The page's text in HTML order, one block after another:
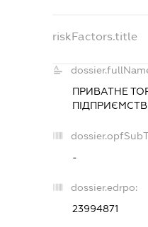
riskFactors.title
ПРИВАТНЕ
-
dossier.edrpo:
23994871